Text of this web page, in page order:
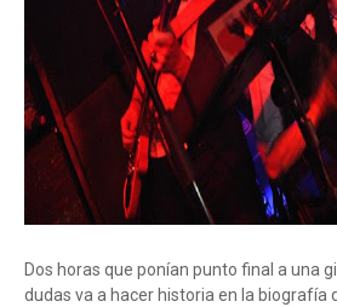
Dos horas que ponían punto final a una
dudas va a hacer historia en la biografía